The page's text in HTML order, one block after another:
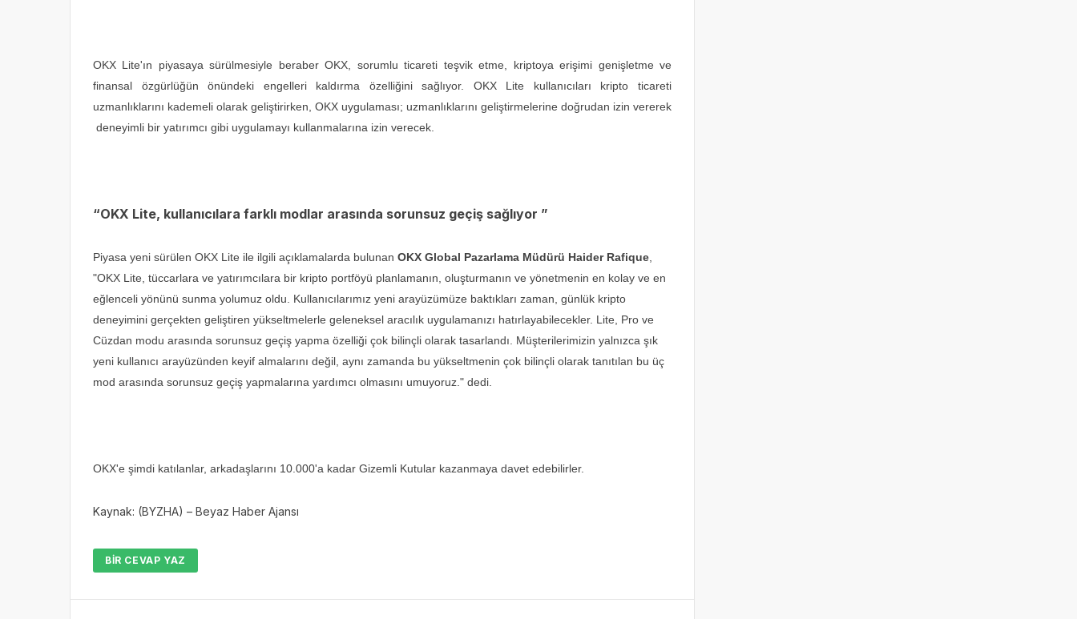
OKX Lite'ın piyasaya sürülmesiyle beraber OKX, sorumlu ticareti teşvik etme, kriptoya erişimi genişletme ve
finansal özgürlüğün önündeki engelleri kaldırma özelliğini sağlıyor. OKX Lite kullanıcıları kripto ticareti
uzmanlıklarını kademeli olarak geliştirirken, OKX uygulaması; uzmanlıklarını geliştirmelerine doğrudan izin vererek
deneyimli bir yatırımcı gibi uygulamayı kullanmalarına izin verecek.
“OKX Lite, kullanıcılara farklı modlar arasında sorunsuz geçiş sağlıyor ”
Piyasa yeni sürülen OKX Lite ile ilgili açıklamalarda bulunan OKX Global Pazarlama Müdürü Haider Rafique
"OKX Lite, tüccarlara ve yatırımcılara bir kripto portföyü planlamanın, oluşturmanın ve yönetmenin en kolay ve en
eğlenceli yönünü sunma yolumuz oldu. Kullanıcılarımız yeni arayüzümüze baktıkları zaman, günlük kripto
deneyimini gerçekten geliştiren yükseltmelerle geleneksel aracılık uygulamanızı hatırlayabilecekler. Lite, Pro ve
Cüzdan modu arasında sorunsuz geçiş yapma özelliği çok bilinçli olarak tasarlandı. Müşterilerimizin yalnızca şık
yeni kullanıcı arayüzünden keyif almalarını değil, aynı zamanda bu yükseltmenin çok bilinçli olarak tanıtılan bu üç
mod arasında sorunsuz geçiş yapmalarına yardımcı olmasını umuyoruz." dedi.
OKX'e şimdi katılanlar, arkadaşlarını 10.000'a kadar Gizemli Kutular kazanmaya davet edebilirler.
Kaynak: (BYZHA) – Beyaz Haber Ajansı
BIR CEVAP YAZ